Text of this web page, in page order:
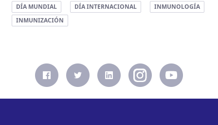
DÍA MUNDIAL DÍA INTERNACIONAL
INMUNOLOGÍA
INMUNIZACIÓN